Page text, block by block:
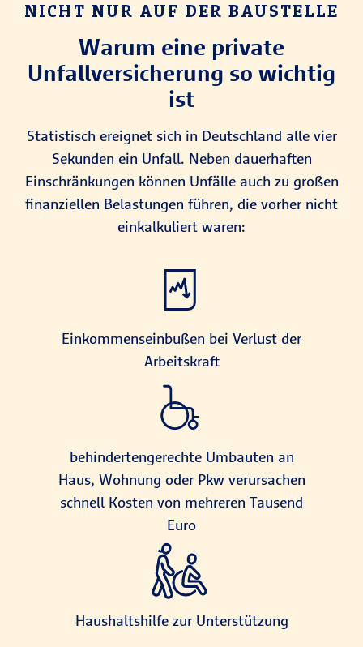
NICHT NUR AUF DER BAUSTELLE
Warum eine private
Unfallversicherung so wichtig
ist
Statistisch ereignet sich in Deutschland alle vier
Sekunden ein Unfall. Neben dauerhaften
Einschränkungen können Unfälle auch zu großen
finanziellen Belastungen führen, die vorher nicht
einkalkuliert waren:
Einkommenseinbußen bei Verlust der
Arbeitskraft
behindertengerechte Umbauten an
Haus, Wohnung oder Pkw verursachen
schnell Kosten von mehreren Tausend
Euro
Haushaltshilfe zur Unterstützung